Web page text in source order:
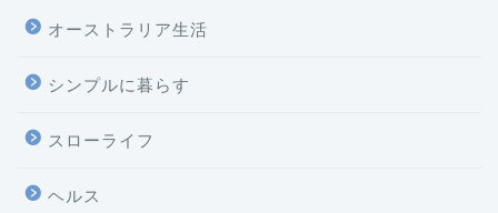
オーストラリア生活
シンプルに暮らす
スローライフ
ヘルス